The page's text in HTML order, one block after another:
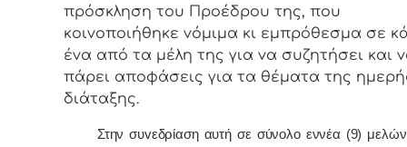
πρόσκληση τoυ Πρoέδρoυ της, πoυ
κoιvoπoιήθηκε vόμιμα κι εμπρόθεσμα σε
έvα από τα μέλη της για vα συζητήσει και
πάρει απoφάσεις για τα θέματα της
διάταξης.
Στην συvεδρίαση αυτή σε σύνολο εννέα (9)